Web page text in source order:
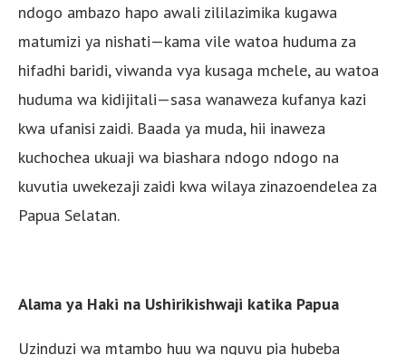
ndogo ambazo hapo awali zililazimika kugawa
matumizi ya nishati—kama vile watoa huduma za
hifadhi baridi, viwanda vya kusaga mchele, au watoa
huduma wa kidijitali—sasa wanaweza kufanya kazi
kwa ufanisi zaidi. Baada ya muda, hii inaweza
kuchochea ukuaji wa biashara ndogo ndogo na
kuvutia uwekezaji zaidi kwa wilaya zinazoendelea za
Papua Selatan.
Alama ya Haki na Ushirikishwaji katika Papua
Uzinduzi wa mtambo huu wa nguvu pia hubeba